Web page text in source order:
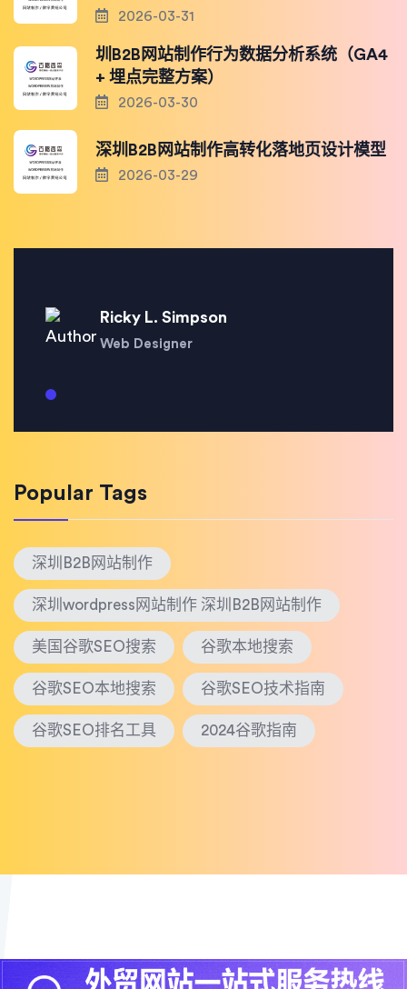
2026-03-31
圳B2B网站制作行为数据分析系统（GA4
+ 埋点完整方案）
2026-03-30
深圳B2B网站制作高转化落地页设计模型
2026-03-29
Ricky L. Simpson
Web Designer
Popular Tags
深圳B2B网站制作
深圳wordpress网站制作 深圳B2B网站制作
美国谷歌SEO搜索 谷歌本地搜索
谷歌SEO本地搜索 谷歌SEO技术指南
谷歌SEO排名工具 2024谷歌指南